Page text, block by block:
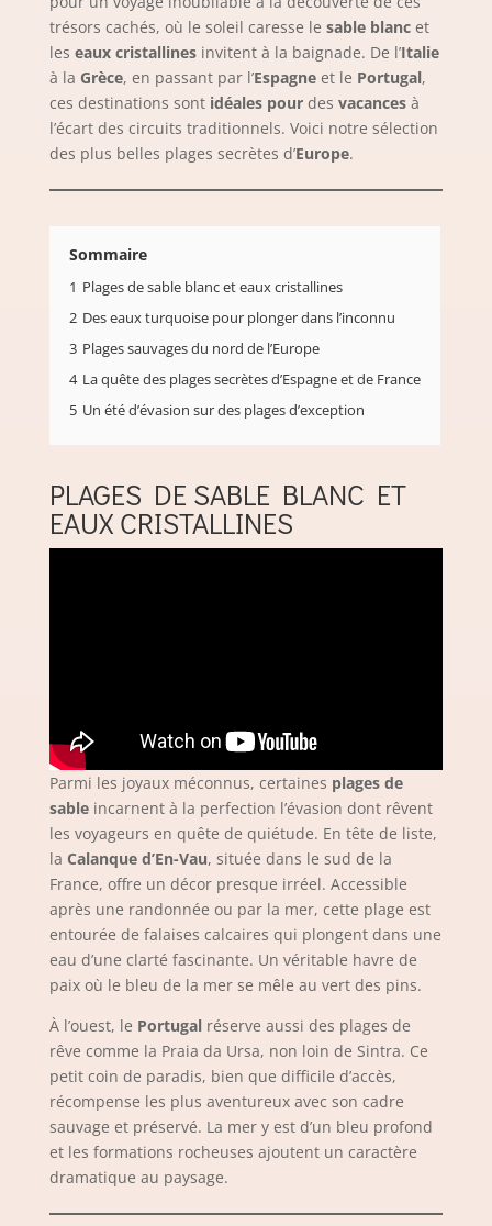
trésors cachés, où le soleil caresse le sable blancet
les eaux cristallinesinvitent à la baignade. De l’Italie
à la Grèce, en passant par l’Espagneet le Portugal,
ces destinations sont idéales pourdes vacancesà
l’écart des circuits traditionnels. Voici notre sélection
des plus belles plages secrètes d’Europe.
Sommaire
1 Plages de sable blanc et eaux cristallines
2 Des eaux turquoise pour plonger dans l’inconnu
3 Plages sauvages du nord de l’Europe
4 La quête des plages secrètes d’Espagne et de France
5 Un été d’évasion sur des plages d’exception
PLAGES DE SABLE BLANC ET
EAUX CRISTALLINES
Parmi les joyaux méconnus, certaines plages de
sableincarnent à la perfection l’évasion dont rêvent
les voyageurs en quête de quiétude. En tête de liste,
la Calanque d’En-Vau, située dans le sud de la
France, offre un décor presque irréel. Accessible
après une randonnée ou par la mer, cette plage est
entourée de falaises calcaires qui plongent dans une
eau d’une clarté fascinante. Un véritable havre de
paix où le bleu de la mer se mêle au vert des pins.
À l’ouest, le Portugalréserve aussi des plages de
rêve comme la Praia da Ursa, non loin de Sintra. Ce
petit coin de paradis, bien que difficile d’accès,
récompense les plus aventureux avec son cadre
sauvage et préservé. La mer y est d’un bleu profond
et les formations rocheuses ajoutent un caractère
dramatique au paysage.